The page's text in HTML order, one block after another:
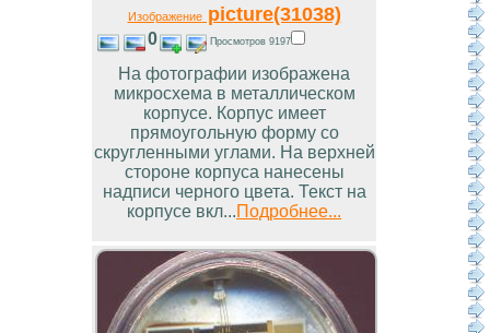
Изображениеpicture(31038)
0 Просмотров 9197
На фотографии изображена
микросхема в металлическом
корпусе. Корпус имеет
прямоугольную форму со
скругленными углами. На верхней
стороне корпуса нанесены
надписи черного цвета. Текст на
корпусе вкл...Подробнее...